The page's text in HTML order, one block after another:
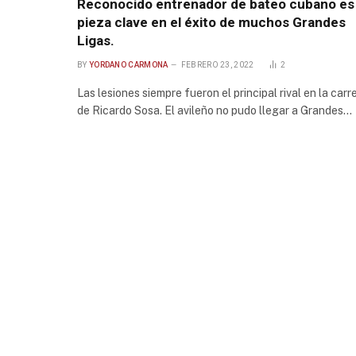
Reconocido entrenador de bateo cubano es
pieza clave en el éxito de muchos Grandes
Ligas.
BY YORDANO CARMONA FEBRERO 23, 2022 2
Las lesiones siempre fueron el principal rival en la
de Ricardo Sosa. El avileño no pudo llegar a Grandes…